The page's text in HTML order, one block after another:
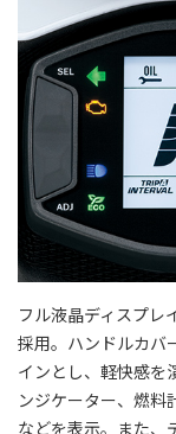
フル液晶ディスプレ
採用。ハンドルカバ
インとし、軽快感を
ンジケーター、燃料
などを表示。また、